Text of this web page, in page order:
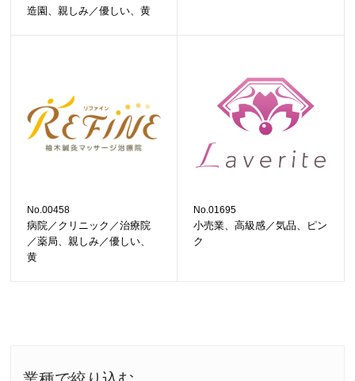
造園、親しみ／優しい、黄
No.00458
病院／クリニック／治療院
／薬局、親しみ／優しい、
黄
No.01695
小売業、高級感／気品、ピン
ク